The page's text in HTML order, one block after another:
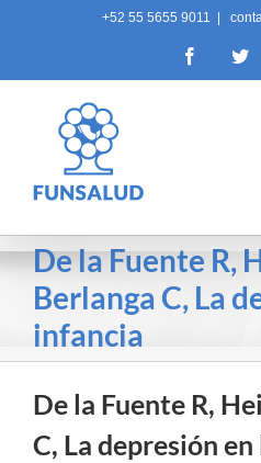
+52 55 5655 9011
Facebook
De la Fuente R,
Berlanga C, La
infancia
De la Fuente R,
C, La depresión